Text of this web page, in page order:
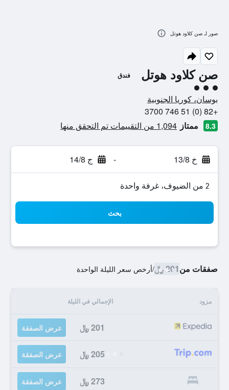
صن كلاود هوتل فندق
تقييم فئة 3
بوسان، كوريا الجنوبية
+82 (0) 51 746 3700
8.3 ممتاز 1,094 من التقييمات تم التحقق منها
خ 13/8 - ج 14/8
2 من الضيوف، غرفة واحدة
بحث
صفقات من201 ﷼ /أرخص سعر الليلة الواحدة
مزود الإجمالي في الليلة
201 ﷼ عرض الصفقة
205 ﷼ عرض الصفقة
273 ﷼ عرض الصفقة
صور لـ صن كلاود هوتل